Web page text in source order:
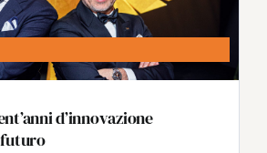
d’innovazione